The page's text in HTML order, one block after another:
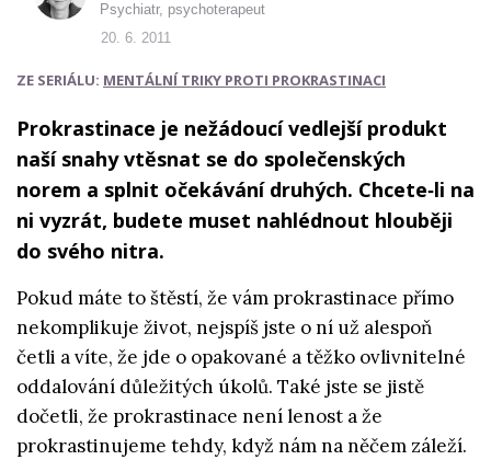
ZE SERIÁLU: MENTÁLNÍ TRIKY PROTI PROKRASTINACI
Prokrastinace je nežádoucí vedlejší produkt
naší snahy vtěsnat se do společenských
norem a splnit očekávání druhých. Chcete‑li na
ni vyzrát, budete muset nahlédnout hlouběji
do svého nitra.
Pokud máte to štěstí, že vám prokrastinace přímo
nekomplikuje život, nejspíš jste o ní už alespoň
četli a víte, že jde o opakované a těžko ovlivnitelné
oddalování důležitých úkolů. Také jste se jistě
dočetli, že prokrastinace není lenost a že
prokrastinujeme tehdy, když nám na něčem záleží.
Psychiatr, psychoterapeut
20. 6. 2011